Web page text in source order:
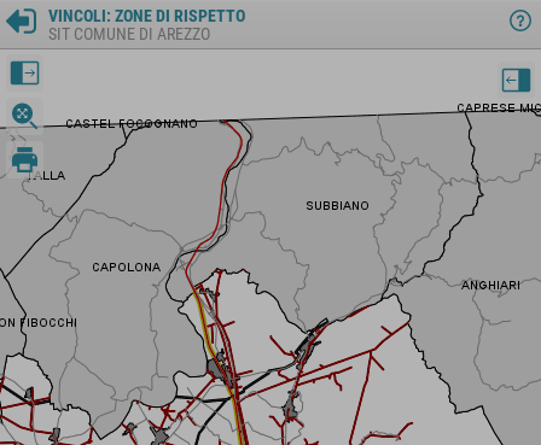
VINCOLI: ZONE DI RISPETTO
SIT COMUNE DI AREZZO